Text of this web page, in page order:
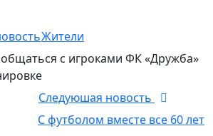
Жители
с игроками ФК «Дружба»
Следуюшая новость
С футболом вместе все 60 лет